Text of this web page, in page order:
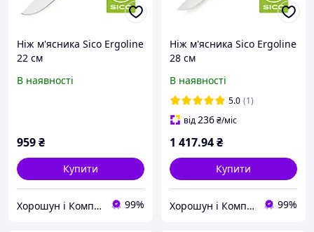
Ніж м'ясника Sico Ergoline
22 см
В наявності
959₴
Купити
Хорошун і Компанія 99%
Ніж м'ясника Sico Ergoline
28 см
В наявності
5.0 (1)
від236₴/міс
1 417.94₴
Купити
Хорошун і Компанія 99%